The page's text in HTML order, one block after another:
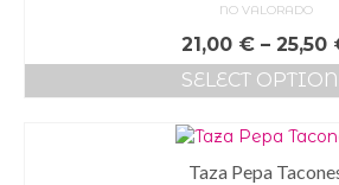
NO VALORADO
21,00 € – 25,50
SELECT
Taza Pepa